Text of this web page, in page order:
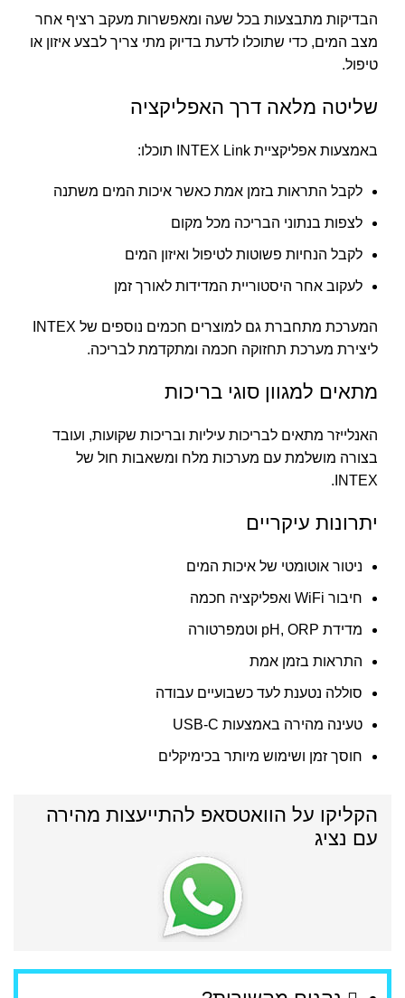
הבדיקות מתבצעות בכל שעה ומאפשרות מעקב רציף אחר
מצב המים, כדי שתוכלו לדעת בדיוק מתי צריך לבצע איזון או
טיפול.
שליטה מלאה דרך האפליקציה
באמצעות אפליקציית INTEX Link תוכלו:
לקבל התראות בזמן אמת כאשר איכות המים משתנה
לצפות בנתוני הבריכה מכל מקום
לקבל הנחיות פשוטות לטיפול ואיזון המים
לעקוב אחר היסטוריית המדידות לאורך זמן
המערכת מתחברת גם למוצרים חכמים נוספים של INTEX
ליצירת מערכת תחזוקה חכמה ומתקדמת לבריכה.
מתאים למגוון סוגי בריכות
האנלייזר מתאים לבריכות עיליות ובריכות שקועות, ועובד
בצורה מושלמת עם מערכות מלח ומשאבות חול של
INTEX.
יתרונות עיקריים
ניטור אוטומטי של איכות המים
חיבור WiFi ואפליקציה חכמה
מדידת pH, ORP וטמפרטורה
התראות בזמן אמת
סוללה נטענת לעד כשבועיים עבודה
טעינה מהירה באמצעות USB-C
חוסך זמן ושימוש מיותר בכימיקלים
הקליקו על הוואטסאפ להתייעצות מהירה
עם נציג